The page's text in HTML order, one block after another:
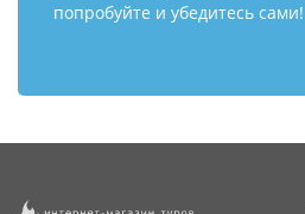
попробуйте и убедитесь сами!